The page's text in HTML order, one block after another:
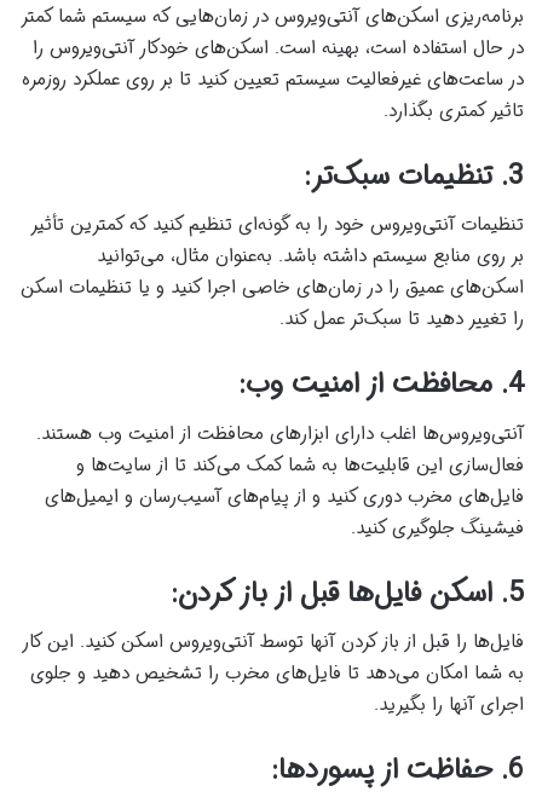
برنامه‌ریزی اسکن‌های آنتی‌ویروس در زمان‌هایی که سیستم شما کمتر
در حال استفاده است، بهینه است. اسکن‌های خودکار آنتی‌ویروس را
در ساعت‌های غیرفعالیت سیستم تعیین کنید تا بر روی عملکرد روزمره
تاثیر کمتری بگذارد.
3. تنظیمات سبک‌تر:
تنظیمات آنتی‌ویروس خود را به گونه‌ای تنظیم کنید که کمترین تأثیر
بر روی منابع سیستم داشته باشد. به‌عنوان مثال، می‌توانید
اسکن‌های عمیق را در زمان‌های خاصی اجرا کنید و یا تنظیمات اسکن
را تغییر دهید تا سبک‌تر عمل کند.
4. محافظت از امنیت وب:
آنتی‌ویروس‌ها اغلب دارای ابزارهای محافظت از امنیت وب هستند.
فعال‌سازی این قابلیت‌ها به شما کمک می‌کند تا از سایت‌ها و
فایل‌های مخرب دوری کنید و از پیام‌های آسیب‌رسان و ایمیل‌های
فیشینگ جلوگیری کنید.
5. اسکن فایل‌ها قبل از باز کردن:
فایل‌ها را قبل از باز کردن آنها توسط آنتی‌ویروس اسکن کنید. این کار
به شما امکان می‌دهد تا فایل‌های مخرب را تشخیص دهید و جلوی
اجرای آنها را بگیرید.
6. حفاظت از پسوردها: